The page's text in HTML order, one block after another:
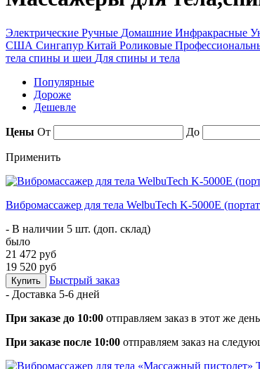
Электрические Ручные Домашние Инфракрасные
США Сингапур Китай Роликовые
тела спины и шеи Для спины и тела
Популярные
Дороже
Дешевле
Цены От До
Применить
Вибромассажер для тела WelbuTech K-5000E
- В наличии 5 шт. (доп. склад)
было
21 472 руб
19 520 руб
Купить
Быстрый заказ
- Доставка 5-6 дней
При заказе до 10:00 отправляем заказ в этот же день
При заказе после 10:00 отправляем заказ на